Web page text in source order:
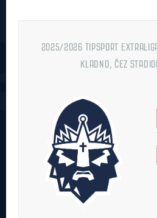
2025/2026 TIPSPORT
KLADNO, ČEZ